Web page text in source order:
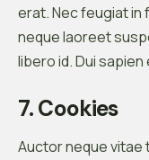
erat. Nec feugiat in
neque laoreet
libero id. Dui
7. Cookies
Auctor neque vitae